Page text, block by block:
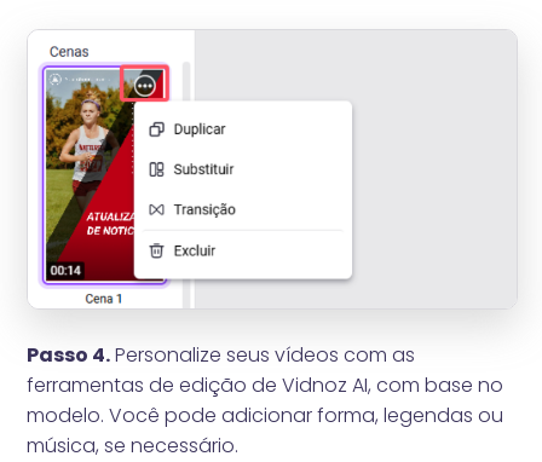
Passo 4.Personalize seus vídeos com as
ferramentas de edição de Vidnoz AI, com base no
modelo. Você pode adicionar forma, legendas ou
música, se necessário.